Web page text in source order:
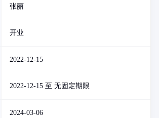
张丽
开业
2022-12-15
2022-12-15 至 无固定期限
2024-03-06